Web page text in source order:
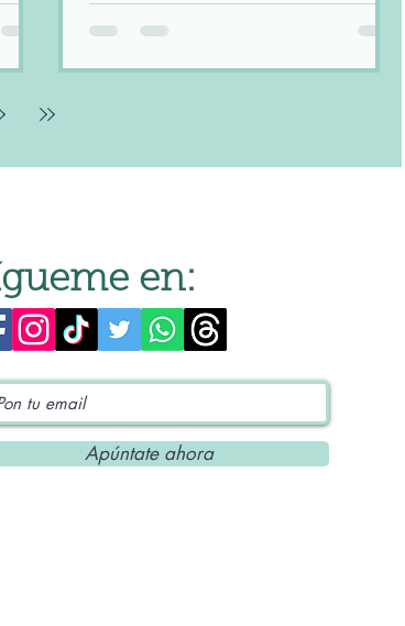
en:
Apúntate ahora